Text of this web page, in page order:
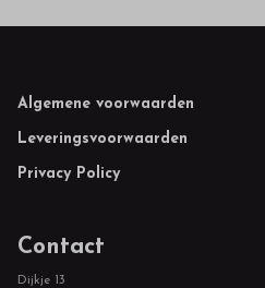
Footer
Algemene voorwaarden
Leveringsvoorwaarden
Privacy Policy
Contact
Dijkje 13